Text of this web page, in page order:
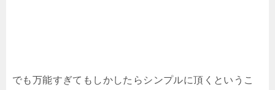
でも万能すぎてもしかしたらシンプルに頂くというこ